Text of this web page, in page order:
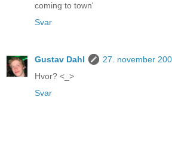
coming to town'
Svar
Gustav Dahl
27. november
Hvor? <_>
Svar